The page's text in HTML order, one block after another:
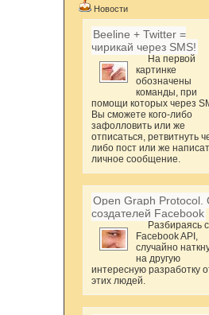
Новости
Beeline + Twitter =
чирикай через SMS!
На первой
картинке
обозначены
команды, при
помощи которых через
Вы сможете кого-либо
зафолловить или же
отписаться, ретвитнуть
либо пост или же
личное сообщение.
Open Graph Protocol.
создателей Facebook
Разбираясь с
Facebook API,
случайно
на другую
интересную разработку
этих людей.